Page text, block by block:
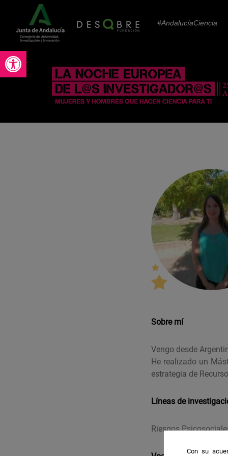
Abrir barra de herramientas
#AndalucíaCiencia
Sobre mí
Vengo desde
He realizado un
estrategia de
Líneas de
Riesgos
Con su